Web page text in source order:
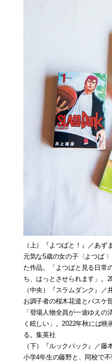
（上） 『よつばと！』 ／あず
元気な5歳の女の子〈よつば
た作品。「よつばと見る日常
ち、はっとさせられます」。
（中央）
『スラムダンク』
／
お調子者の桜木花道とバスケ
「登場人物全員が一途ゆえの
く眩しい」。2022年秋には
る。集英社
（下）
『ルックバック』
／藤
小学4年生の藤野と、同校で